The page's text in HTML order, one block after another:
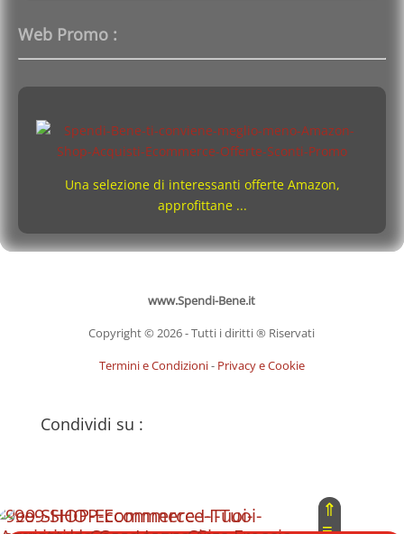
Web Promo :
Una selezione di interessanti offerte Amazon,
approfittane ...
www.Spendi-Bene.it
Copyright © 2026 - Tutti i diritti ® Riservati
Termini e Condizioni- Privacy e Cookie
⇑
Condividi su :